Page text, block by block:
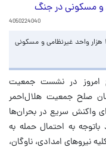
4050224040
رئیس جمعیت هلال‌احمر از خسارت واردشده به ۱۴۹ هزار واحد غیرنظامی و مسکونی
امروز در نشست جمعیت
صلح جمعیت هلال‌احمر
واکنش سریع در بحران‌ها
به احتمال حمله به
نیروهای امدادی، ناوگان،